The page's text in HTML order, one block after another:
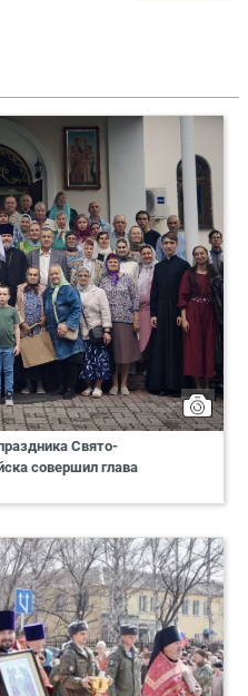
Свято-
совершил глава